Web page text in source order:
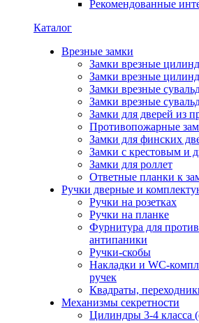
Рекомендованные
Каталог
Врезные замки
Замки врезные
Замки врезные
Замки врезные
Замки врезные
Замки для дверей из
Противопожарные
Замки для финских
Замки с крестовым и
Замки для роллет
Ответные планки к
Ручки дверные и
Ручки на розетках
Ручки на планке
Фурнитура для
антипаники
Ручки-скобы
Накладки и WC-
ручек
Квадраты,
Механизмы секретности
Цилиндры 3-4 класса